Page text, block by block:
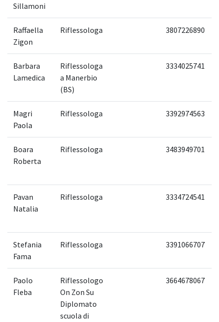
Sillamoni
Raffaella
Zigon
Riflessologa 3807226890
Barbara
Lamedica
Riflessologa
a Manerbio
(BS)
3334025741
Magri
Paola
Riflessologa 3392974563
Boara
Roberta
Riflessologa 3483949701
Pavan
Natalia
Riflessologa 3334724541
Stefania
Fama
Riflessologa 3391066707
Paolo
Fleba
Riflessologo
On Zon Su
Diplomato
scuola di
3664678067